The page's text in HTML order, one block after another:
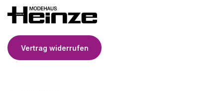
Vertrag widerrufen